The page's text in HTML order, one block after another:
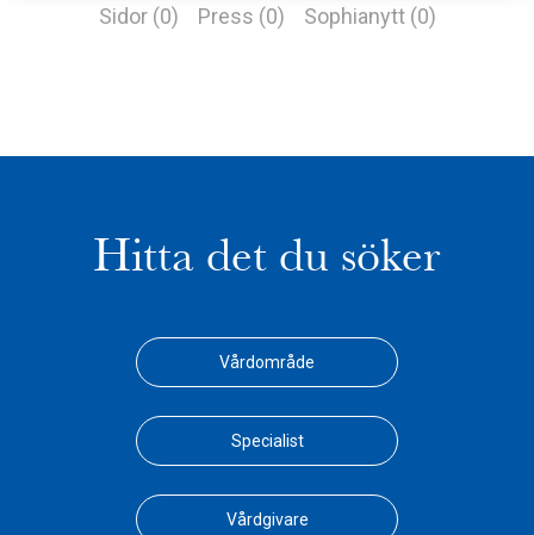
Sidor (0) Press (0) Sophianytt (0)
Hitta det du söker
Vårdområde
Specialist
Vårdgivare